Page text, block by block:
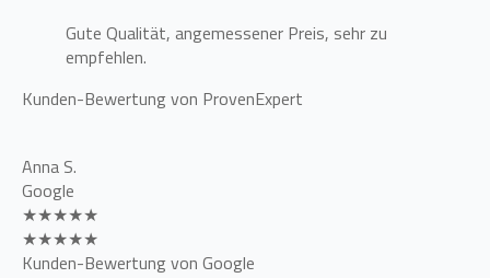
Gute Qualität, angemessener Preis, sehr zu
empfehlen.
Kunden-Bewertung von ProvenExpert
Anna S.
Google
★★★★★
★★★★★
Kunden-Bewertung von Google